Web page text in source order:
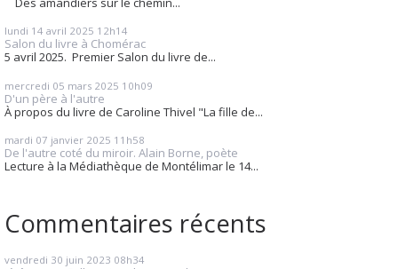
lundi 14 avril 2025 12h14
Salon du livre à Chomérac
5 avril 2025. Premier Salon du livre de...
mercredi 05 mars 2025 10h09
D'un père à l'autre
À propos du livre de Caroline Thivel "La fille de...
mardi 07 janvier 2025 11h58
De l'autre coté du miroir. Alain Borne, poète
Lecture à la Médiathèque de Montélimar le 14...
Commentaires récents
vendredi 30 juin 2023 08h34